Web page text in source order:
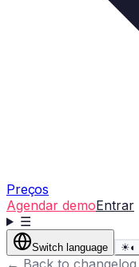
Preços
Agendar demoEntrar
☰
Switch language ☀◐
← Back to changelog